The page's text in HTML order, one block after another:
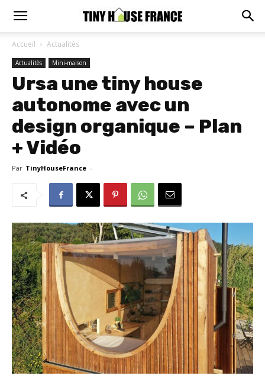
Accueil Actualitès
Actualitès Mini-maison
Ursa une tiny house
autonome avec un
design organique – Plan
+ Vidéo
Par TinyHouseFrance -